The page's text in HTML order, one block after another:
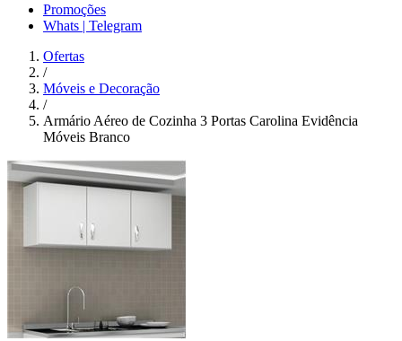
Promoções
Whats | Telegram
Ofertas
/
Móveis e Decoração
/
Armário Aéreo de Cozinha 3 Portas Carolina Evidência
Móveis Branco